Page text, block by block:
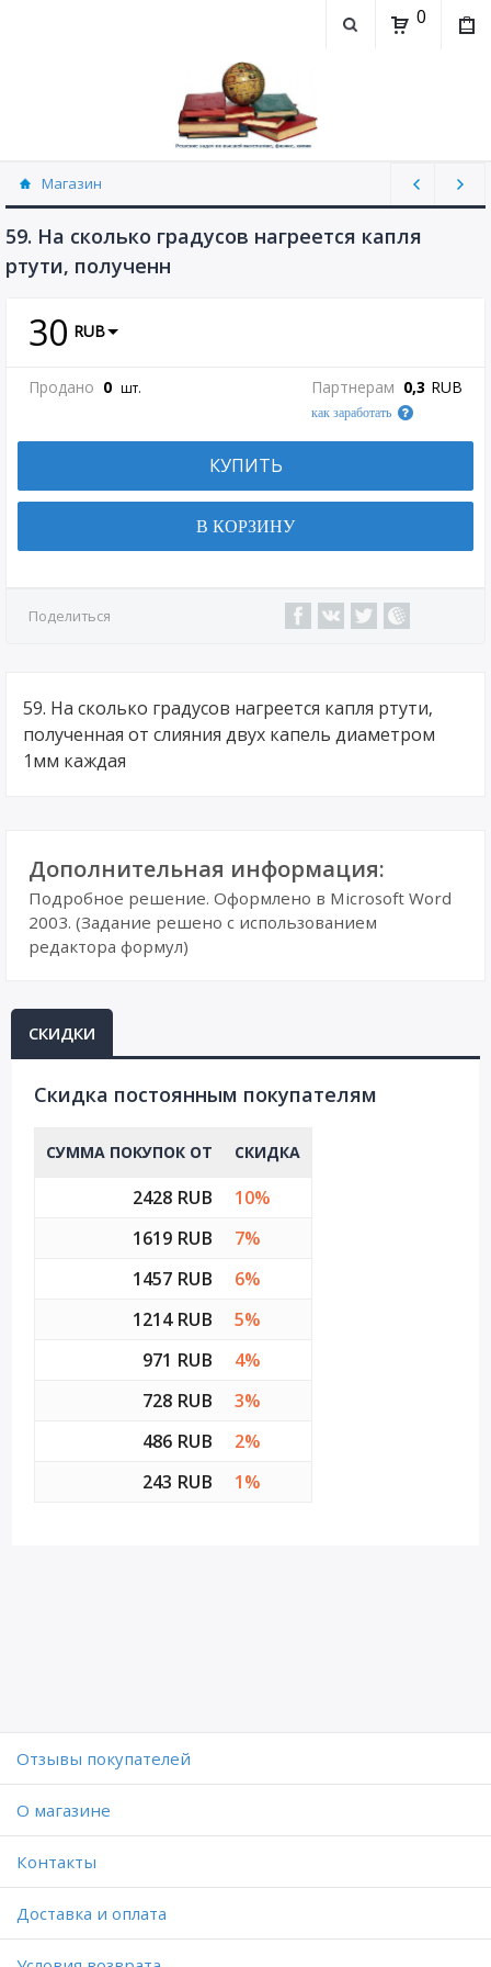
0
Магазин
Физика, химия (рассылаю Doc+PDF) (8689)
59. На сколько градусов нагреется капля
ртути, полученн
30 RUB
Продано 0 шт. Партнерам 0,3 RUB
как заработать
КУПИТЬ
В КОРЗИНУ
Поделиться
59. На сколько градусов нагреется капля ртути,
полученная от слияния двух капель диаметром
1мм каждая
Дополнительная информация:
Подробное решение. Оформлено в Microsoft Word
2003. (Задание решено с использованием
редактора формул)
СКИДКИ
Cкидка постоянным покупателям
СУММА ПОКУПОК ОТ СКИДКА
2428 RUB
10%
1619 RUB
7%
1457 RUB
6%
1214 RUB
5%
971 RUB
4%
728 RUB
3%
486 RUB
2%
243 RUB
1%
Отзывы покупателей
O магазине
Контакты
Доставка и оплата